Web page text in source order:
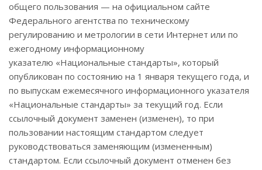
общего пользования — на официальном сайте
Федерального агентства по техническому
регулированию и метрологии в сети Интернет или по
ежегодному информационному
указателю «Национальные стандарты», который
опубликован по состоянию на 1 января текущего года, и
по выпускам ежемесячного информационного указателя
«Национальные стандарты» за текущий год. Если
ссылочный документ заменен (изменен), то при
пользовании настоящим стандартом следует
руководствоваться заменяющим (измененным)
стандартом. Если ссылочный документ отменен без